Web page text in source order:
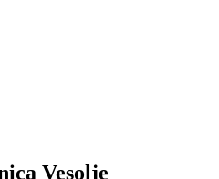
Vesolje